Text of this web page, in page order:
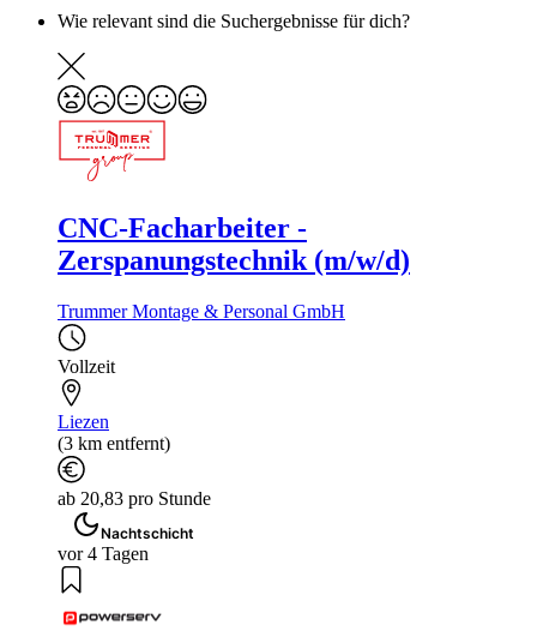
Wie relevant sind die Suchergebnisse für dich?
CNC-Facharbeiter -
Zerspanungstechnik (m/w/d)
Trummer Montage & Personal GmbH
Vollzeit
Liezen
(3 km entfernt)
ab 20,83 pro Stunde
Nachtschicht
vor 4 Tagen